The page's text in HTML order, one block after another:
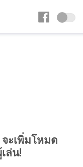
ะเพิ่มโหมด
ล่น!